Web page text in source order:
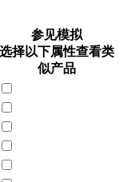
参见模拟
选择以下属性查看类
似产品